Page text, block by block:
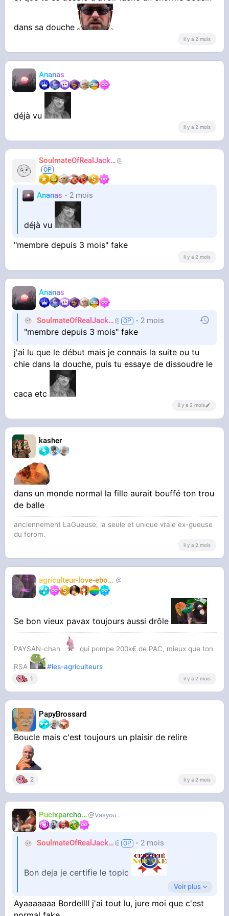
dans sa douche
il y a 2 mois
Ananas
déjà vu
il y a 2 mois
SoulmateOfRealJackie
Ananas 2 mois
déjà vu
"membre depuis 3 mois" fake
il y a 2 mois
Ananas
SoulmateOfRealJackie AdiosJVC2 mois
"membre depuis 3 mois" fake
j'ai lu que le début mais je connais la suite ou tu
chie dans la douche, puis tu essaye de dissoudre le
caca etc
il y a 2 mois
kasher
dans un monde normal la fille aurait bouffé ton trou
de balle
anciennement LaGueuse, la seule et unique vraie ex-gueuse
du forom.
il y a 2 mois
agriculteur-love-ebony
Se bon vieux pavax toujours aussi drôle
PAYSAN-chan qui pompe 200k€ de PAC, mieux que ton
RSA #les-agriculteurs
1 il y a 2 mois
PapyBrossard
Boucle mais c'est toujours un plaisir de relire
2 il y a 2 mois
Pucixparchoix Vasyouioui_
SoulmateOfRealJackie AdiosJVC2 mois
Bon deja je certifie le topic
Voir plus
Ayaaaaaaa Bordellll j'ai tout lu, jure moi que c'est